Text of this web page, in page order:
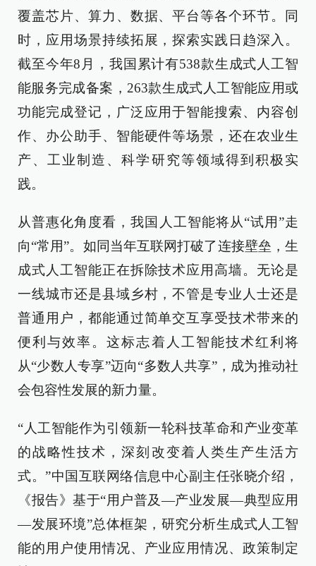
覆盖芯片、算力、数据、平台等各个环节。同
时，应用场景持续拓展，探索实践日趋深入。
截至今年8月，我国累计有538款生成式人工智
能服务完成备案，263款生成式人工智能应用或
功能完成登记，广泛应用于智能搜索、内容创
作、办公助手、智能硬件等场景，还在农业生
产、工业制造、科学研究等领域得到积极实
践。
从普惠化角度看，我国人工智能将从“试用”走
向“常用”。如同当年互联网打破了连接壁垒，生
成式人工智能正在拆除技术应用高墙。无论是
一线城市还是县域乡村，不管是专业人士还是
普通用户，都能通过简单交互享受技术带来的
便利与效率。这标志着人工智能技术红利将
从“少数人专享”迈向“多数人共享”，成为推动社
会包容性发展的新力量。
“人工智能作为引领新一轮科技革命和产业变革
的战略性技术，深刻改变着人类生产生活方
式。”中国互联网络信息中心副主任张晓介绍，
《报告》基于“用户普及—产业发展—典型应用
—发展环境”总体框架，研究分析生成式人工智
能的用户使用情况、产业应用情况、政策制定